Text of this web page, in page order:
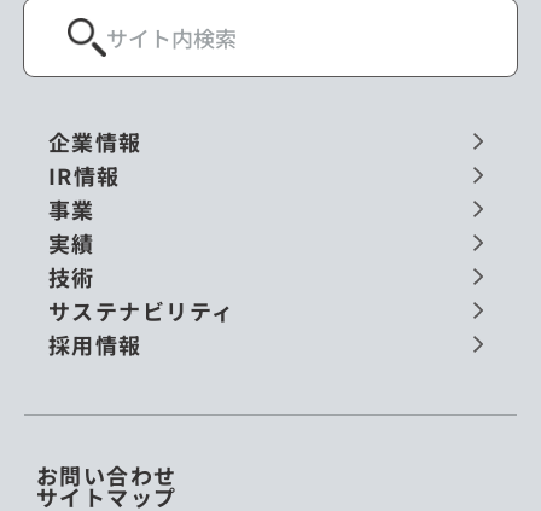
企業情報
IR情報
事業
実績
技術
サステナビリティ
採用情報
お問い合わせ
サイトマップ